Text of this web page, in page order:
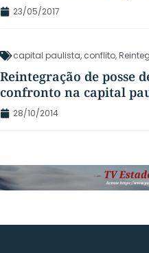
23/05/2017
capital paulista, conflito,
Reintegração de posse
confronto na capital
28/10/2014